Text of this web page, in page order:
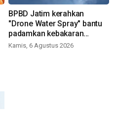
BPBD Jatim kerahkan
"Drone Water Spray" bantu
padamkan kebakaran
Bromo
Kamis, 6 Agustus 2026